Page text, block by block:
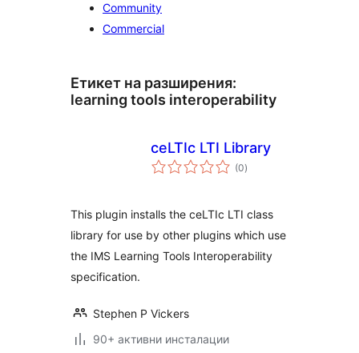
Community
Commercial
Етикет на разширения:
learning tools interoperability
ceLTIc LTI Library
(0общо
оценки
)
This plugin installs the ceLTIc LTI class
library for use by other plugins which use
the IMS Learning Tools Interoperability
specification.
Stephen P Vickers
90+ активни инсталации